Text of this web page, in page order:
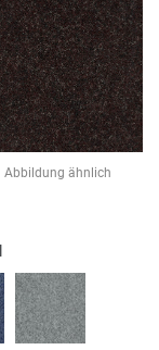
Abbildung ähnlich